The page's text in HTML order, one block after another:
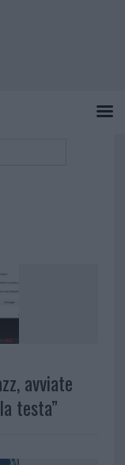
avviate
testa”